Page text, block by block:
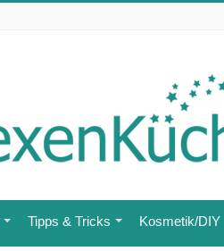
Tipps & Tricks Kosmetik/DIY